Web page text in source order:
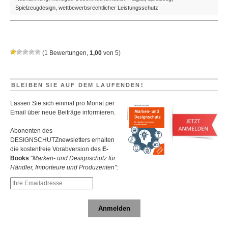
Spielzeugtraktoren
vor
Nachahmung
Spielzeugdesign wettbewerbsrechtlicher Leistungsschutz
(1 Bewertungen, 1,00 von 5)
BLEIBEN SIE AUF DEM LAUFENDEN!
Lassen Sie sich einmal pro Monat per
Email über neue Beiträge informieren.
Abonenten des
DESIGNSCHUTZnewsletters erhalten
die kostenfreie Vorabversion des E-
Books "Marken- und Designschutz für
Händler, Importeure und Produzenten":
Anmelden